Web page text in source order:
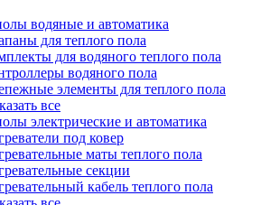
водяные и автоматика
для теплого пола
для водяного теплого пола
водяного пола
элементы для теплого пола
все
электрические и автоматика
под ковер
маты теплого пола
секции
кабель теплого пола